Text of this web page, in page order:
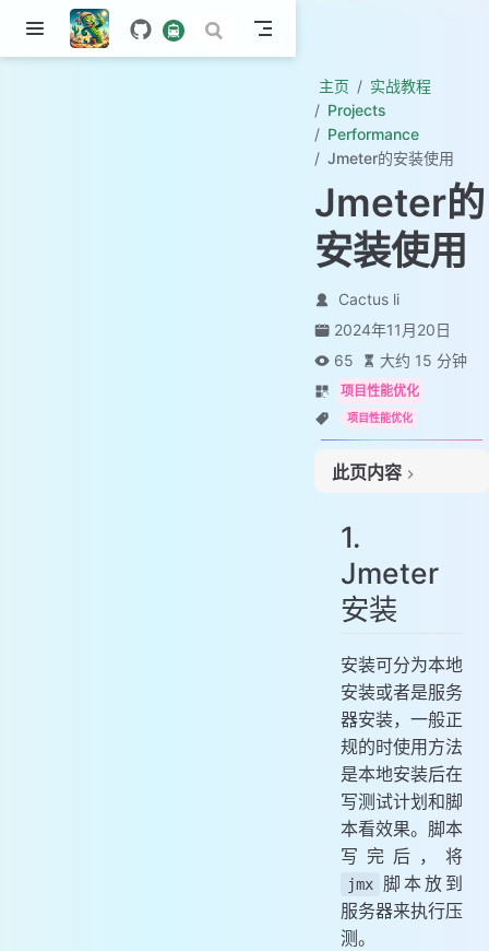
主页
实战教程
Projects
Performance
Jmeter的安装使用
Jmeter的
安装使用
Cactus li
2024年11月20日
65
大约 15 分钟
项目性能优化
项目性能优化
此页内容
1.2 启动 Jmeter
1.3 切换语言
1.4 配置解析
2. 使用 Jmeter
2.1 压测前置需求
2.2 开始压测
2.3 压测结果
2.4 Jmeter常用插件
2.5 Jmeter 服务器性能监控
1.
Jmeter
安装
安装可分为本地
安装或者是服务
器安装，一般正
规的时使用方法
是本地安装后在
写测试计划和脚
本看效果。脚本
写完后，将
jmx
脚本放到
服务器来执行压
测。